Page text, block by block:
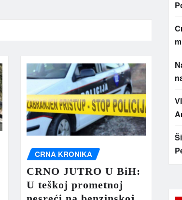
CRNA KRONIKA
CRNO JUTRO U BiH:
U teškoj prometnoj